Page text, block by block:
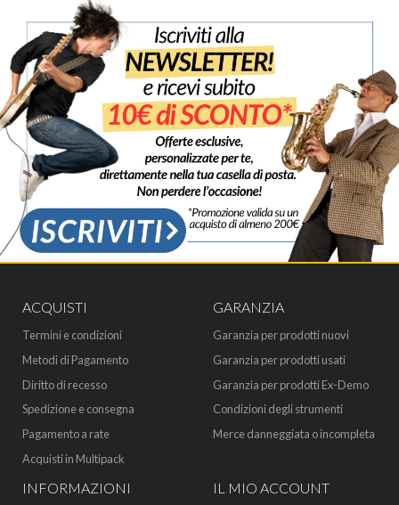
ACQUISTI
Termini e condizioni
Metodi di Pagamento
Diritto di recesso
Spedizione e consegna
Pagamento a rate
Acquisti in Multipack
GARANZIA
Garanzia per prodotti nuovi
Garanzia per prodotti usati
Garanzia per prodotti Ex-Demo
Condizioni degli strumenti
Merce danneggiata o incompleta
INFORMAZIONI IL MIO ACCOUNT